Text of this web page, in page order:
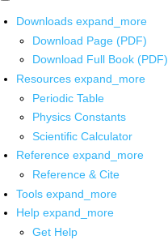
Downloads expand_more
Download Page (PDF)
Download Full Book (PDF)
Resources expand_more
Periodic Table
Physics Constants
Scientific Calculator
Reference expand_more
Reference & Cite
Tools expand_more
Help expand_more
Get Help